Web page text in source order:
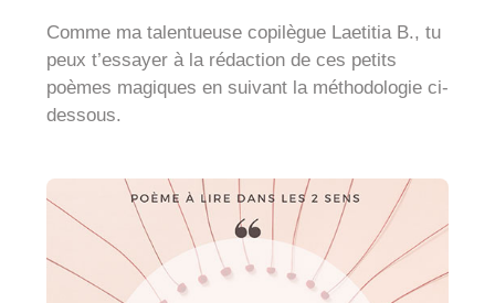
Comme ma talentueuse copilègue Laetitia B., tu
peux t’essayer à la rédaction de ces petits
poèmes magiques en suivant la méthodologie ci-
dessous.